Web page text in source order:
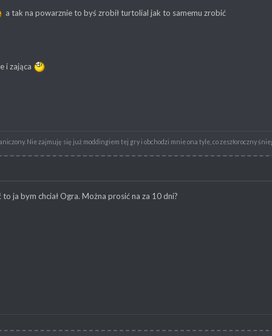
a tak na powarznie to byś zrobił turtolial jak to samemu zrobić
i zająca
Nie zajmuję się już moddingiem tej gry i obchodzi mnie ona tyle, co zeszłoroczny
to ja bym chciał Ogra. Można prosić na za 10 dni?